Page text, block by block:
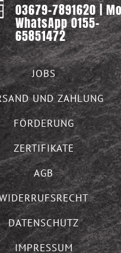
03679-7891620 |
WhatsApp 0155-
65851472
JOBS
UND ZAHLUNG
FÖRDERUNG
ZERTIFIKATE
AGB
DATENSCHUTZ
IMPRESSUM